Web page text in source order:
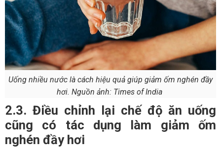
Uống nhiều nước là cách hiệu quả giúp giảm ốm nghén đầy
hơi. Nguồn ảnh: Times of India
2.3. Điều chỉnh lại chế độ ăn uống
cũng có tác dụng làm giảm ốm
nghén đầy hơi